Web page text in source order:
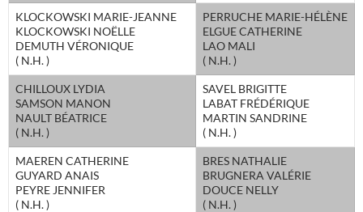
KLOCKOWSKI MARIE-JEANNE
KLOCKOWSKI NOËLLE
DEMUTH VÉRONIQUE
( N.H. )
PERRUCHE MARIE-HÉLÈNE
ELGUE CATHERINE
LAO MALI
( N.H. )
CHILLOUX LYDIA
SAMSON MANON
NAULT BÉATRICE
( N.H. )
SAVEL BRIGITTE
LABAT FRÉDÉRIQUE
MARTIN SANDRINE
( N.H. )
MAEREN CATHERINE
GUYARD ANAIS
PEYRE JENNIFER
( N.H. )
BRES NATHALIE
BRUGNERA VALÉRIE
DOUCE NELLY
( N.H. )